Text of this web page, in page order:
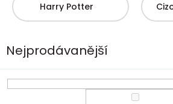
Harry Potter
Nejprodávanější